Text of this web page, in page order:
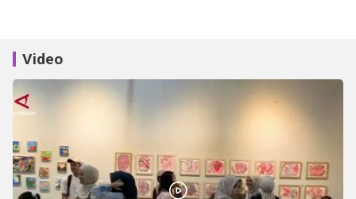
Video